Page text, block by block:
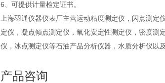
6、可提供计量检定证书。
上海羽通仪器仪表厂主营运动粘度测定仪，闪点测
定仪，凝点倾点测定仪，氧化安定性测定仪，密度测
仪，冰点测定仪等石油产品分析仪器，水质分析仪以
产品咨询